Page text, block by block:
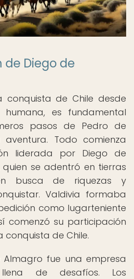
de Diego de
conquista de Chile desde
humana, es fundamental
pasos de Pedro de
Todo comienza
liderada por Diego de
quien se adentró en tierras
busca de riquezas y
Valdivia formaba
como lugarteniente
comenzó su participación
conquista de Chile.
Almagro fue una empresa
de desafíos. Los